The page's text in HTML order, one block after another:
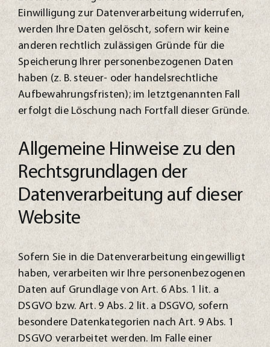
Einwilligung zur Datenverarbeitung widerrufen,
werden Ihre Daten gelöscht, sofern wir keine
anderen rechtlich zulässigen Gründe für die
Speicherung Ihrer personenbezogenen Daten
haben (z. B. steuer- oder handelsrechtliche
Aufbewahrungsfristen); im letztgenannten Fall
erfolgt die Löschung nach Fortfall dieser Gründe.
Allgemeine Hinweise zu den
Rechtsgrundlagen der
Datenverarbeitung auf dieser
Website
Sofern Sie in die Datenverarbeitung eingewilligt
haben, verarbeiten wir Ihre personenbezogenen
Daten auf Grundlage von Art. 6 Abs. 1 lit. a
DSGVO bzw. Art. 9 Abs. 2 lit. a DSGVO, sofern
besondere Datenkategorien nach Art. 9 Abs. 1
DSGVO verarbeitet werden. Im Falle einer